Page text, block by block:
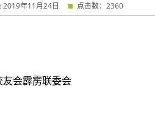
2019年11月24日 点击数： 2360
会霹雳联委会